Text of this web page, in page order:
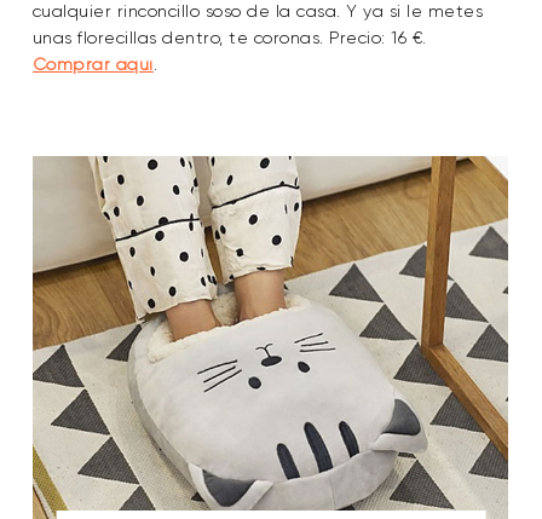
cualquier rinconcillo soso de la casa. Y ya si le metes
unas florecillas dentro, te coronas. Precio: 16 €.
Comprar aquí